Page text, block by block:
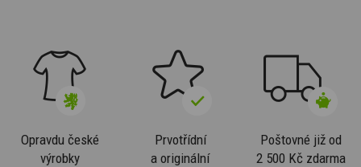
Opravdu české
výrobky
Prvotřídní
a originální
Poštovné již od
2 500 Kč zdarma